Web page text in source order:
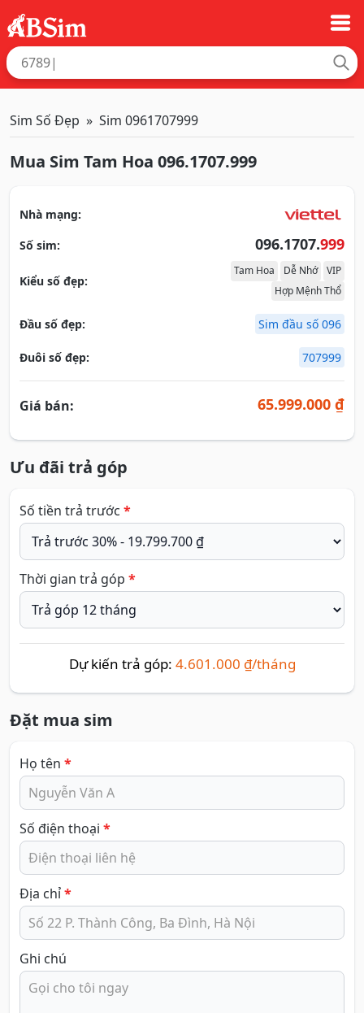
Sim Số Đẹp Sim 0961707999
Mua Sim Tam Hoa 096.1707.999
Nhà mạng:
Số sim:
096.1707.999
Kiểu số đẹp:
Tam Hoa Dễ Nhớ
VIP
Hợp Mệnh Thổ
Đầu số đẹp: Sim đầu số 096
Đuôi số đẹp: 707999
Giá bán: 65.999.000 ₫
Ưu đãi trả góp
Số tiền trả trước *
Thời gian trả góp *
Dự kiến trả góp: 4.601.000 ₫/tháng
Đặt mua sim
Họ tên *
Số điện thoại *
Địa chỉ*
Ghi chú